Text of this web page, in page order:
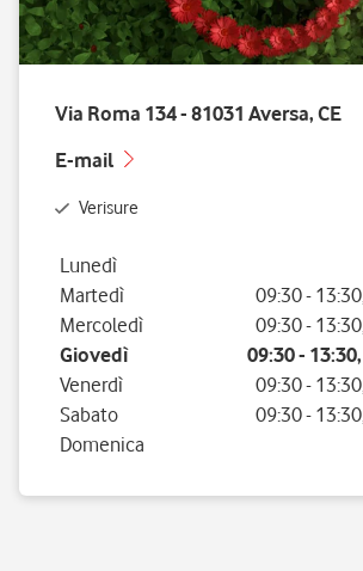
Via Roma 134 - 81031 Aversa, CE
E-mail
Verisure
Giorno della settimana
Lunedì
Martedì
09:30- 13:30
Mercoledì
09:30- 13:30
Giovedì
09:30- 13:30,
Venerdì
09:30- 13:30
Sabato
09:30- 13:30
Domenica